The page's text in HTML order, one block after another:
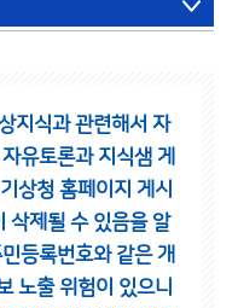
지식과 관련해서 자
유토론과 지식샘 게
기상청 홈페이지 게시
삭제될 수 있음을 알
등록번호와 같은 개
노출 위험이 있으니